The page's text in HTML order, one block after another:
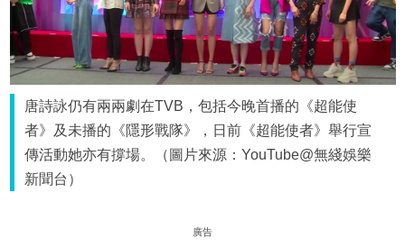
唐詩詠仍有兩兩劇在TVB，包括今晚首播的《超能使
者》及未播的《隱形戰隊》，日前《超能使者》舉行宣
傳活動她亦有撐場。（圖片來源：YouTube@無綫娛樂
新聞台）
廣告